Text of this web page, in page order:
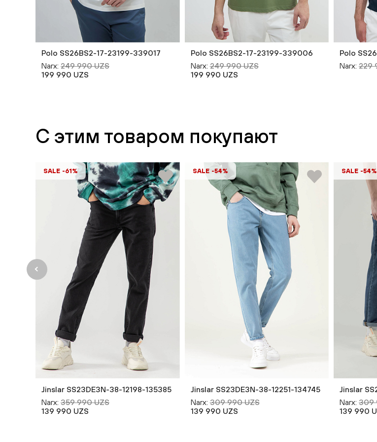
Polo SS26BS2-17-23199-339017
Narx: 249 990 UZS
199 990 UZS
Polo SS26BS2-17-23199-339006
Narx: 249 990 UZS
199 990 UZS
Polo
Narx: 229
С этим товаром покупают
SALE -61%
Jinslar SS23DE3N-38-12198-135385
Narx: 359 990 UZS
139 990 UZS
SALE -54%
Jinslar SS23DE3N-38-12251-134745
Narx: 309 990 UZS
139 990 UZS
SALE -54%
Jinslar
Narx: 309
139 990